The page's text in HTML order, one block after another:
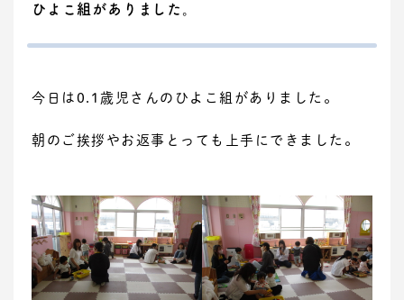
ひよこ組がありました。
今日は0.1歳児さんのひよこ組がありました。
朝のご挨拶やお返事とっても上手にできました。